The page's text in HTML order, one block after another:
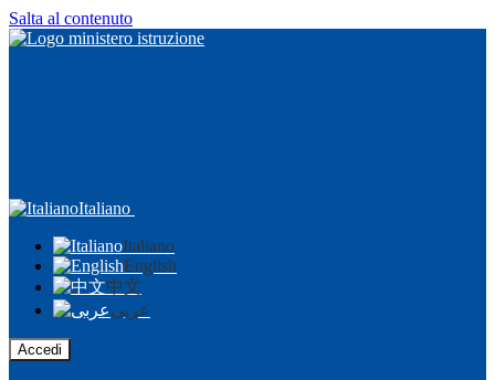
Salta al contenuto
Italiano
Italiano
English
中文
عربى
Accedi